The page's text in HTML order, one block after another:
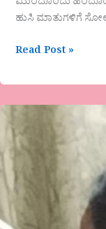
ಮುಂದೊಂದು
ಹುಸಿ ಮಾತುಗಳಿಗೆ
Read Post »
ಜಯಂತಿ
ಕೆ
ವೈ
ಕವಿತೆ-
ʼಮೌನರಾಗʼ